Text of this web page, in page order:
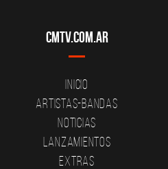
CMTV.com.ar
Inicio
Artistas-Bandas
Noticias
Lanzamientos
Extras